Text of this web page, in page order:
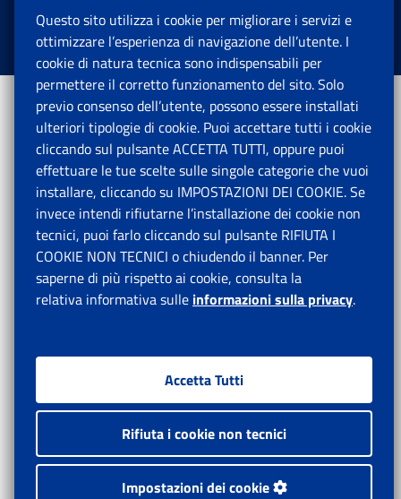
Istituto Nazionale Previdenza Sociale.
Tutti i diritti riservati.
Questo sito utilizza i cookie per migliorare i servizi e
ottimizzare l’esperienza di navigazione dell’utente. I
cookie di natura tecnica sono indispensabili per
permettere il corretto funzionamento del sito. Solo
previo consenso dell’utente, possono essere installati
ulteriori tipologie di cookie. Puoi accettare tutti i cookie
cliccando sul pulsante ACCETTA TUTTI, oppure puoi
effettuare le tue scelte sulle singole categorie che vuoi
installare, cliccando su IMPOSTAZIONI DEI COOKIE. Se
invece intendi rifiutarne l’installazione dei cookie non
tecnici, puoi farlo cliccando sul pulsante RIFIUTA I
COOKIE NON TECNICI o chiudendo il banner. Per
saperne di più rispetto ai cookie, consulta la
relativa informativa sulle informazioni sulla privacy.
Accetta Tutti
Rifiuta i cookie non tecnici
Impostazioni dei cookie